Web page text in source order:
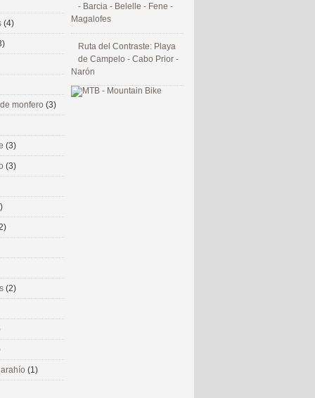
- Barcia - Belelle - Fene -
Magalofes
Ruta del Contraste: Playa
de Campelo - Cabo Prior -
Narón
(4)
monfero (3)
(3)
(3)
(2)
(1)